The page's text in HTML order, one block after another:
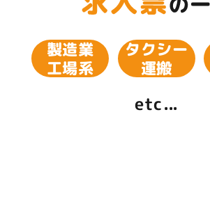
製造業
工場系
タクシー
運搬
etc...